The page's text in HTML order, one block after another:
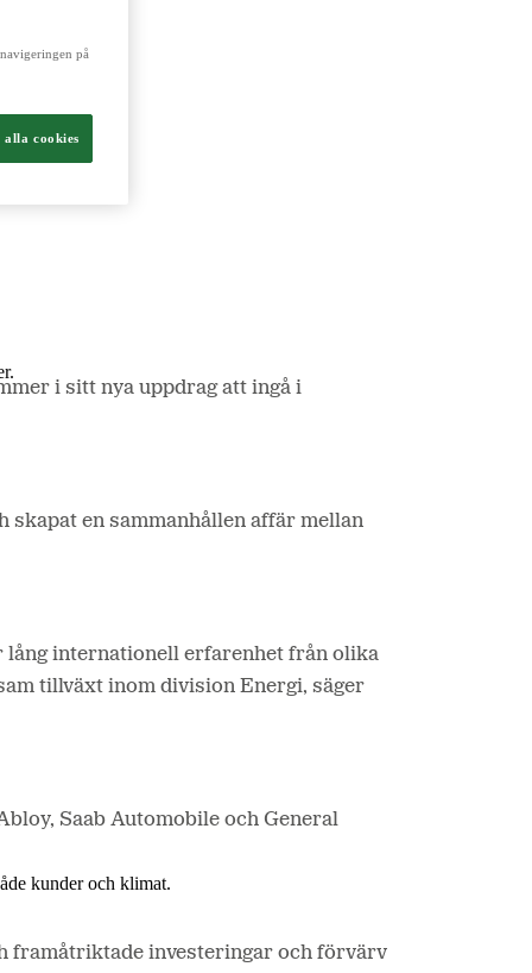
kunder och klimat.
i sitt nya uppdrag att ingå i
skapat en sammanhållen affär mellan
lång internationell erfarenhet från olika
tillväxt inom division Energi, säger
Saab Automobile och General
framåtriktade investeringar och förvärv
på
alla cookies